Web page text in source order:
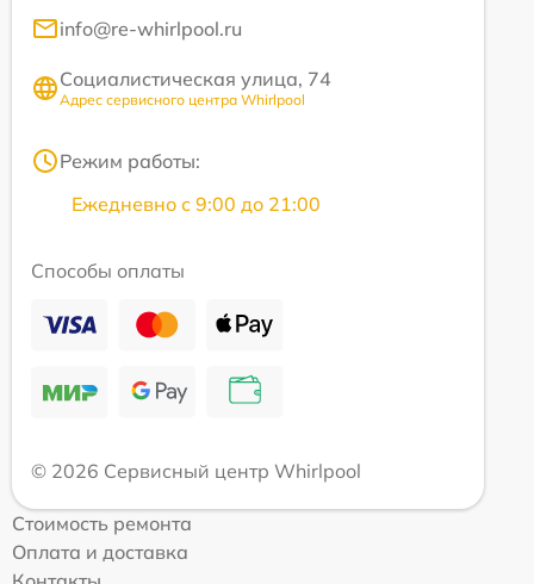
info@re-whirlpool.ru
Социалистическая улица, 74
Адрес сервисного центра Whirlpool
Режим работы:
Ежедневно с 9:00 до 21:00
Способы оплаты
© 2026 Сервисный центр Whirlpool
Стоимость ремонта
Оплата и доставка